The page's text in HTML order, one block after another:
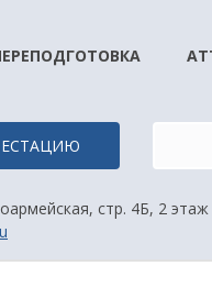
стр. 4Б, 2 этаж